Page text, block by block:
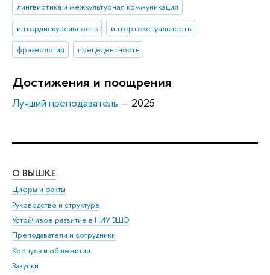
лингвистика и межкультурная коммуникация
интердискурсивность
интертекстуальность
фразеология
прецедентность
Достижения и поощрения
Лучший преподаватель — 2025
О ВЫШКЕ
Цифры и факты
Руководство и структура
Устойчивое развитие в НИУ ВШЭ
Преподаватели и сотрудники
Корпуса и общежития
Закупки